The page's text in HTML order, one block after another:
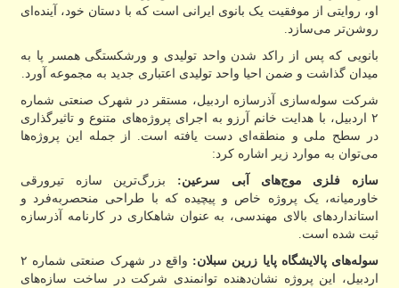
او، روایتی از موفقیت یک بانوی ایرانی است که با دستان خود، آینده‌ای
روشن‌تر می‌سازد.
بانویی که پس از راکد شدن واحد تولیدی و ورشکستگی همسر پا به
میدان گذاشت و ضمن احیا واحد تولیدی اعتباری جدید به مجموعه آورد.
شرکت سوله‌سازی آذرسازه اردبیل، مستقر در شهرک صنعتی شماره
۲ اردبیل، با هدایت خانم آرزو به اجرای پروژه‌های متنوع و تاثیرگذاری
در سطح ملی و منطقه‌ای دست یافته است. از جمله این پروژه‌ها
می‌توان به موارد زیر اشاره کرد:
سازه فلزی موج‌های آبی سرعین: بزرگ‌ترین سازه تیرورقی
خاورمیانه، یک پروژه خاص و پیچیده که با طراحی منحصربه‌فرد و
استانداردهای بالای مهندسی، به عنوان شاهکاری در کارنامه آذرسازه
ثبت شده است.
سوله‌های پالایشگاه پایا زرین سبلان:
واقع در شهرک صنعتی شماره ۲
اردبیل، این پروژه نشان‌دهنده توانمندی شرکت در ساخت سازه‌های